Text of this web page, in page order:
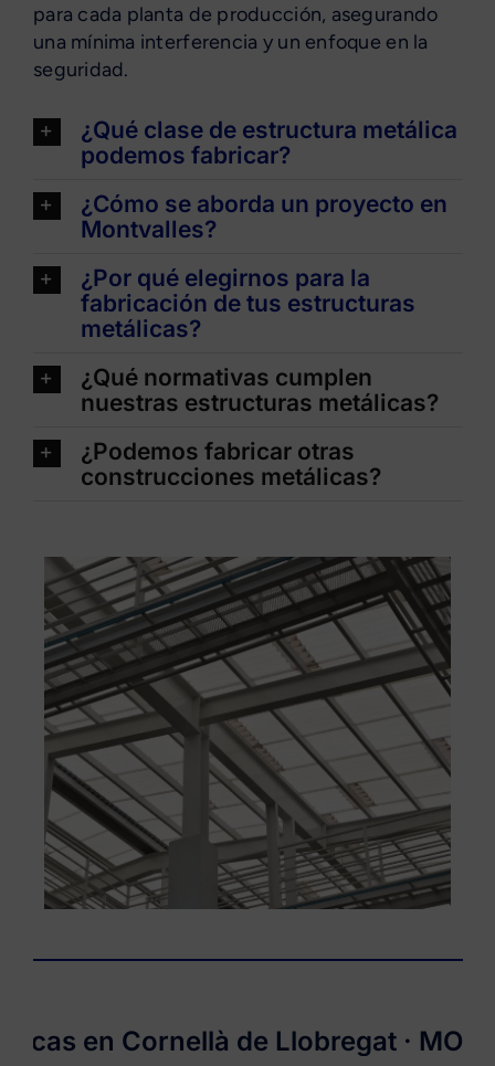
para cada planta de producción, asegurando
una mínima interferencia y un enfoque en la
seguridad.
¿Qué clase de estructura metálica
podemos fabricar?
¿Cómo se aborda un proyecto en
Montvalles?
¿Por qué elegirnos para la
fabricación de tus estructuras
metálicas?
¿Qué normativas cumplen
nuestras estructuras metálicas?
¿Podemos fabricar otras
construcciones metálicas?
Cornellà de Llobregat ·